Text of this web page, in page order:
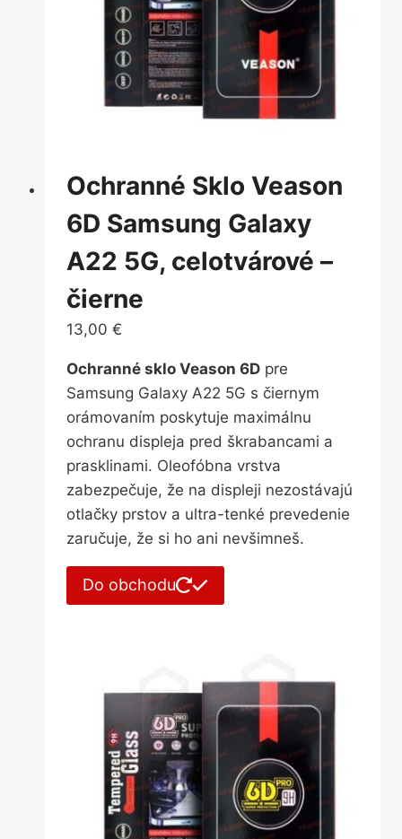
Ochranné Sklo Veason
6D Samsung Galaxy
A22 5G, celotvárové –
čierne
13,00 €
Ochranné sklo Veason 6Dpre
Samsung Galaxy A22 5G s čiernym
orámovaním poskytuje maximálnu
ochranu displeja pred škrabancami a
prasklinami. Oleofóbna vrstva
zabezpečuje, že na displeji nezostávajú
otlačky prstov a ultra-tenké prevedenie
zaručuje, že si ho ani nevšimneš.
Do obchodu